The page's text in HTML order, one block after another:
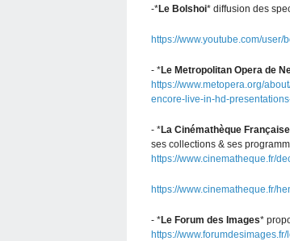
-*Le Bolshoi* diffusion des
https://www.youtube.com/
- *Le Metropolitan Opera de
https://www.metopera.org/
encore-live-in-hd-
- *La Cinémathèque Française
ses collections & ses
https://www.cinematheque.fr/
https://www.cinematheque.fr/
- *Le Forum des Images*
https://